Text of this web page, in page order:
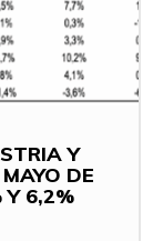
Y
DE
Y 6,2%